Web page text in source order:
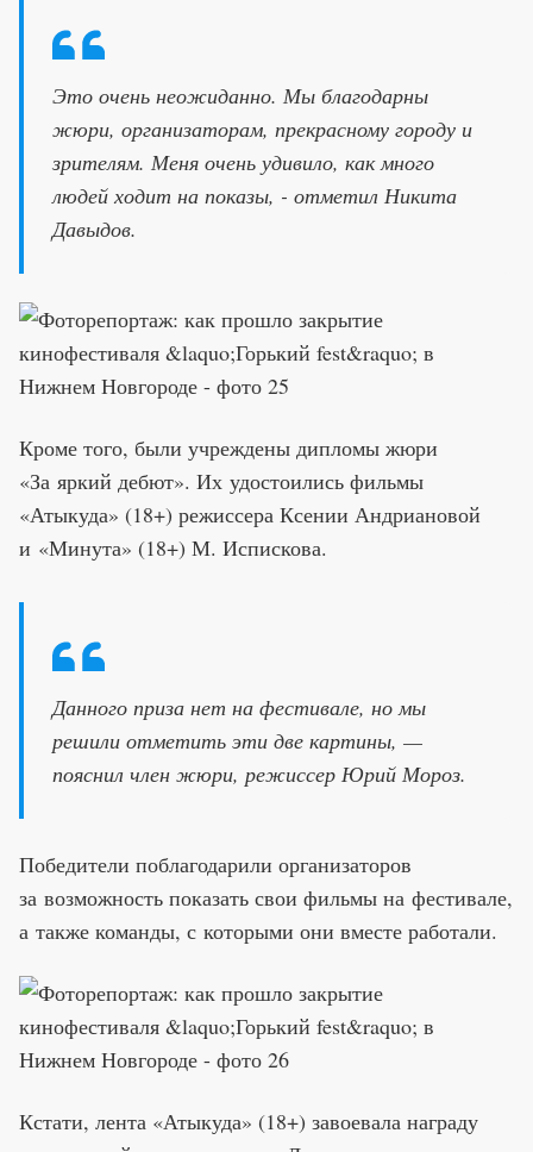
Это очень неожиданно. Мы благодарны
жюри, организаторам, прекрасному городу и
зрителям. Меня очень удивило, как много
людей ходит на показы, - отметил Никита
Давыдов.
Кроме того, были учреждены дипломы жюри
«За яркий дебют». Их удостоились фильмы
«Атыкуда» (18+) режиссера Ксении Андриановой
и «Минута» (18+) М. Испискова.
Данного приза нет на фестивале, но мы
решили отметить эти две картины, —
пояснил член жюри, режиссер Юрий Мороз.
Победители поблагодарили организаторов
за возможность показать свои фильмы на фестивале,
а также команды, с которыми они вместе работали.
Кстати, лента «Атыкуда» (18+) завоевала награду